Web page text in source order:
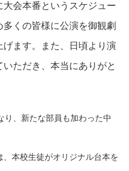
会本番というスケジュー
くの皆様に公演を御観劇
ます。また、日頃より演
ただき、本当にありがと
、新たな部員も加わった中
本校生徒がオリジナル台本を